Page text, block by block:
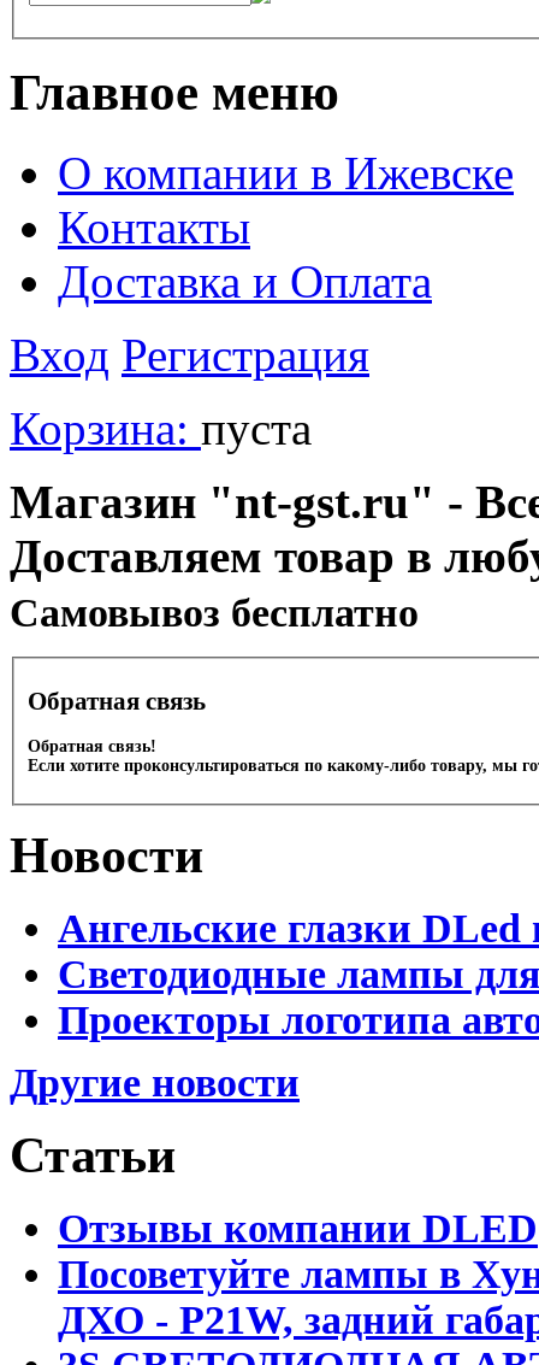
Главное меню
О компании в Ижевске
Контакты
Доставка и Оплата
Вход Регистрация
Корзина: пуста
Магазин "nt-gst.ru" -
Доставляем товар в
Cамовывоз бесплатно
Обратная связь
Обратная связь!
Если хотите проконсультироваться по какому-либо товару, мы
Новости
Ангельские глазки DLed
Светодиодные лампы
Проекторы логотипа
Другие новости
Статьи
Отзывы компании DLED
Посоветуйте лампы в
ДХО - P21W, задний